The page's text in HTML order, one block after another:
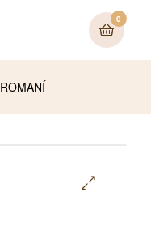
0
ROMANÍ